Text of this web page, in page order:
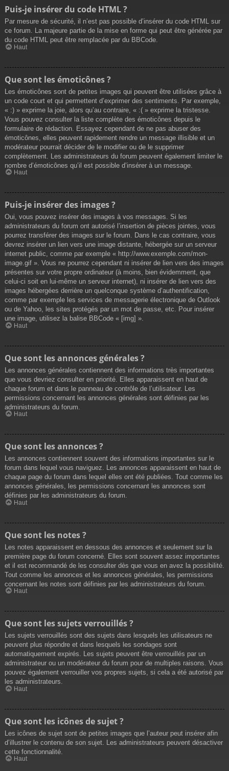
Puis-je insérer du code HTML ?
Par mesure de sécurité, il n’est pas possible d’insérer du code HTML sur
ce forum. La majeure partie de la mise en forme qui peut être générée par
du code HTML peut être remplacée par du BBCode.
Haut
Que sont les émoticônes ?
Les émoticônes sont de petites images qui peuvent être utilisées grâce à
un code court et qui permettent d’exprimer des sentiments. Par exemple,
« :) » exprime la joie, alors qu’au contraire, « :( » exprime la tristesse.
Vous pouvez consulter la liste complète des émoticônes depuis le
formulaire de rédaction. Essayez cependant de ne pas abuser des
émoticônes, elles peuvent rapidement rendre un message illisible et un
modérateur pourrait décider de le modifier ou de le supprimer
complètement. Les administrateurs du forum peuvent également limiter le
nombre d’émoticônes qu’il est possible d’insérer à un message.
Haut
Puis-je insérer des images ?
Oui, vous pouvez insérer des images à vos messages. Si les
administrateurs du forum ont autorisé l’insertion de pièces jointes, vous
pourrez transférer des images sur le forum. Dans le cas contraire, vous
devrez insérer un lien vers une image distante, hébergée sur un serveur
internet public, comme par exemple « http://www.exemple.com/mon-
image.gif ». Vous ne pourrez cependant ni insérer de lien vers des images
présentes sur votre propre ordinateur (à moins, bien évidemment, que
celui-ci soit en lui-même un serveur internet), ni insérer de lien vers des
images hébergées derrière un quelconque système d’authentification,
comme par exemple les services de messagerie électronique de Outlook
ou de Yahoo, les sites protégés par un mot de passe, etc. Pour insérer
une image, utilisez la balise BBCode « [img] ».
Haut
Que sont les annonces générales ?
Les annonces générales contiennent des informations très importantes
que vous devriez consulter en priorité. Elles apparaissent en haut de
chaque forum et dans le panneau de contrôle de l’utilisateur. Les
permissions concernant les annonces générales sont définies par les
administrateurs du forum.
Haut
Que sont les annonces ?
Les annonces contiennent souvent des informations importantes sur le
forum dans lequel vous naviguez. Les annonces apparaissent en haut de
chaque page du forum dans lequel elles ont été publiées. Tout comme les
annonces générales, les permissions concernant les annonces sont
définies par les administrateurs du forum.
Haut
Que sont les notes ?
Les notes apparaissent en dessous des annonces et seulement sur la
première page du forum concerné. Elles sont souvent assez importantes
et il est recommandé de les consulter dès que vous en avez la possibilité.
Tout comme les annonces et les annonces générales, les permissions
concernant les notes sont définies par les administrateurs du forum.
Haut
Que sont les sujets verrouillés ?
Les sujets verrouillés sont des sujets dans lesquels les utilisateurs ne
peuvent plus répondre et dans lesquels les sondages sont
automatiquement expirés. Les sujets peuvent être verrouillés par un
administrateur ou un modérateur du forum pour de multiples raisons. Vous
pouvez également verrouiller vos propres sujets, si cela a été autorisé par
les administrateurs.
Haut
Que sont les icônes de sujet ?
Les icônes de sujet sont de petites images que l’auteur peut insérer afin
d’illustrer le contenu de son sujet. Les administrateurs peuvent désactiver
cette fonctionnalité.
Haut